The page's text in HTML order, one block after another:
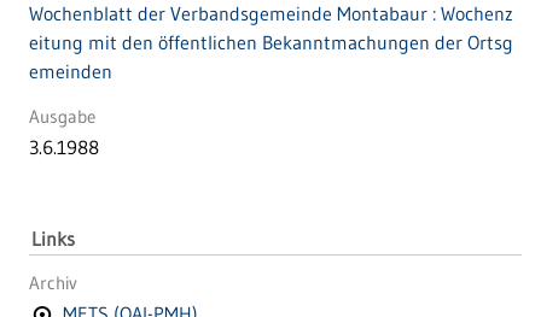
Wochenblatt der Verbandsgemeinde Montabaur : Wochenz
eitung mit den öffentlichen Bekanntmachungen der Ortsg
emeinden
Ausgabe
3.6.1988
Links
Archiv